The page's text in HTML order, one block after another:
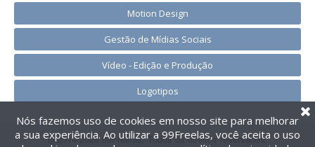
Motion Design
Gestão de Mídias Sociais
Vídeo - Edição e Produção
Logotipos
@2014-2026 99Freelas. Todos os direitos reservados.
Nós fazemos uso de cookies em nosso site para melhorar
a sua experiência. Ao utilizar a 99Freelas, você aceita o uso